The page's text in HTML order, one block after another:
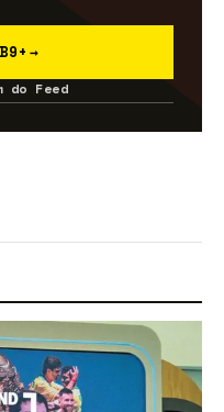
→
do Feed